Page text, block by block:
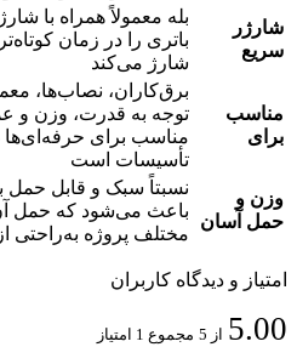
شارژر
سریع
بله معمولاً همراه با
باتری را در زمان
شارژ می‌کند
مناسب
برای
برق‌کاران، نصاب‌ها،
توجه به قدرت، وزن و
مناسب برای
تأسیسات است
وزن و
حمل آسان
نسبتاً سبک و قابل حمل
باعث می‌شود که حمل
مختلف پروژه به‌راحتی
امتیاز و دیدگاه کاربران
5.00 از 5 مجموع 1 امتیاز